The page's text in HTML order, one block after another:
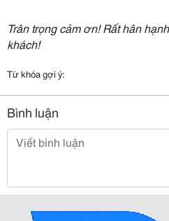
Trân trọng cảm ơn! Rất hân
khách!
Từ khóa gợi ý:
Bình luận